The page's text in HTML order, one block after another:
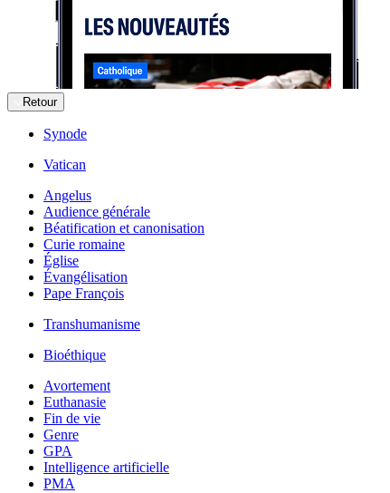
Retour
Synode
Vatican
Angelus
Audience générale
Béatification et canonisation
Curie romaine
Église
Évangélisation
Pape François
Transhumanisme
Bioéthique
Avortement
Euthanasie
Fin de vie
Genre
GPA
Intelligence artificielle
PMA